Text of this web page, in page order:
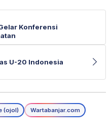
Konferensi
U-20 Indonesia
(ojol) Wartabanjar.com